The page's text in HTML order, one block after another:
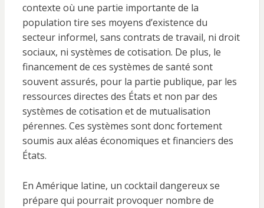
contexte où une partie importante de la
population tire ses moyens d’existence du
secteur informel, sans contrats de travail, ni droit
sociaux, ni systèmes de cotisation. De plus, le
financement de ces systèmes de santé sont
souvent assurés, pour la partie publique, par les
ressources directes des États et non par des
systèmes de cotisation et de mutualisation
pérennes. Ces systèmes sont donc fortement
soumis aux aléas économiques et financiers des
États.
En Amérique latine, un cocktail dangereux se
prépare qui pourrait provoquer nombre de